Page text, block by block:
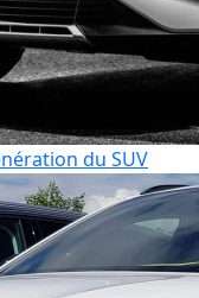
du SUV